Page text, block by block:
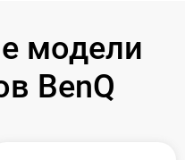
модели
BenQ